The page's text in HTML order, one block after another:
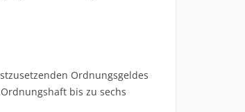
Ordnungsgeldes
bis zu sechs